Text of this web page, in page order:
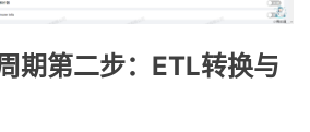
期第二步：ETL转换与